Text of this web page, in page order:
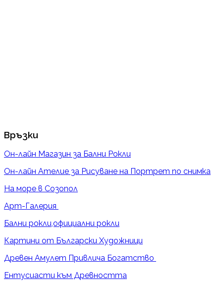
Връзки
Он-лайн Магазин за Бални Рокли
Он-лайн Ателие за Рисуване на Портрет по снимка
На море в Созопол
Арт-Галерия
Бални рокли,официални рокли
Картини от Български Художници
Древен Амулет Привлича Богатство
Ентусиасти към Древността